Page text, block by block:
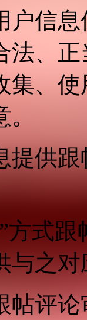
户信
法、
集、
提供
方式
与之
帖评